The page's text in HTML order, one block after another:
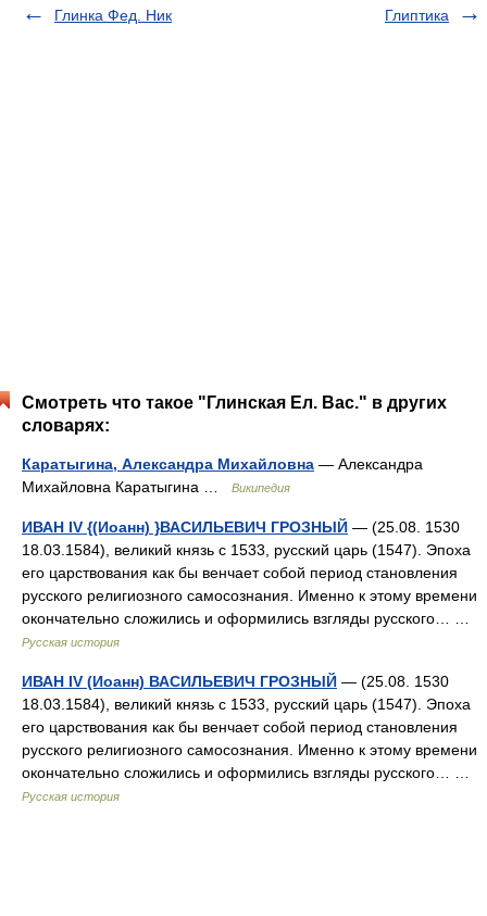
Глинка Фед. Ник
Глиптика
Смотреть что такое "Глинская Ел. Вас." в других
словарях:
Каратыгина, Александра Михайловна — Александра
Михайловна Каратыгина …
Википедия
ИВАН IV {(Иоанн) }ВАСИЛЬЕВИЧ ГРОЗНЫЙ — (25.08. 1530
18.03.1584), великий князь с 1533, русский царь (1547). Эпоха
его царствования как бы венчает собой период становления
русского религиозного самосознания. Именно к этому времени
окончательно сложились и оформились взгляды русского… …
Русская история
ИВАН IV (Иоанн) ВАСИЛЬЕВИЧ ГРОЗНЫЙ — (25.08. 1530
18.03.1584), великий князь с 1533, русский царь (1547). Эпоха
его царствования как бы венчает собой период становления
русского религиозного самосознания. Именно к этому времени
окончательно сложились и оформились взгляды русского… …
Русская история